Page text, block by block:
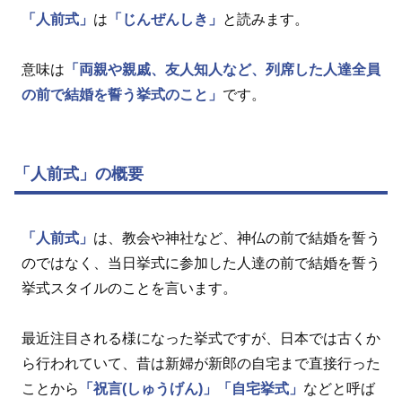
「人前式」 は 「じんぜんしき」 と読みます。
意味は 「両親や親戚、友人知人など、列席した人達全員
の前で結婚を誓う挙式のこと」 です。
「人前式」の概要
「人前式」 は、教会や神社など、神仏の前で結婚を誓う
のではなく、当日挙式に参加した人達の前で結婚を誓う
挙式スタイルのことを言います。
最近注目される様になった挙式ですが、日本では古くか
ら行われていて、昔は新婦が新郎の自宅まで直接行った
ことから
「祝言(しゅうげん)」 「自宅挙式」 などと呼ば